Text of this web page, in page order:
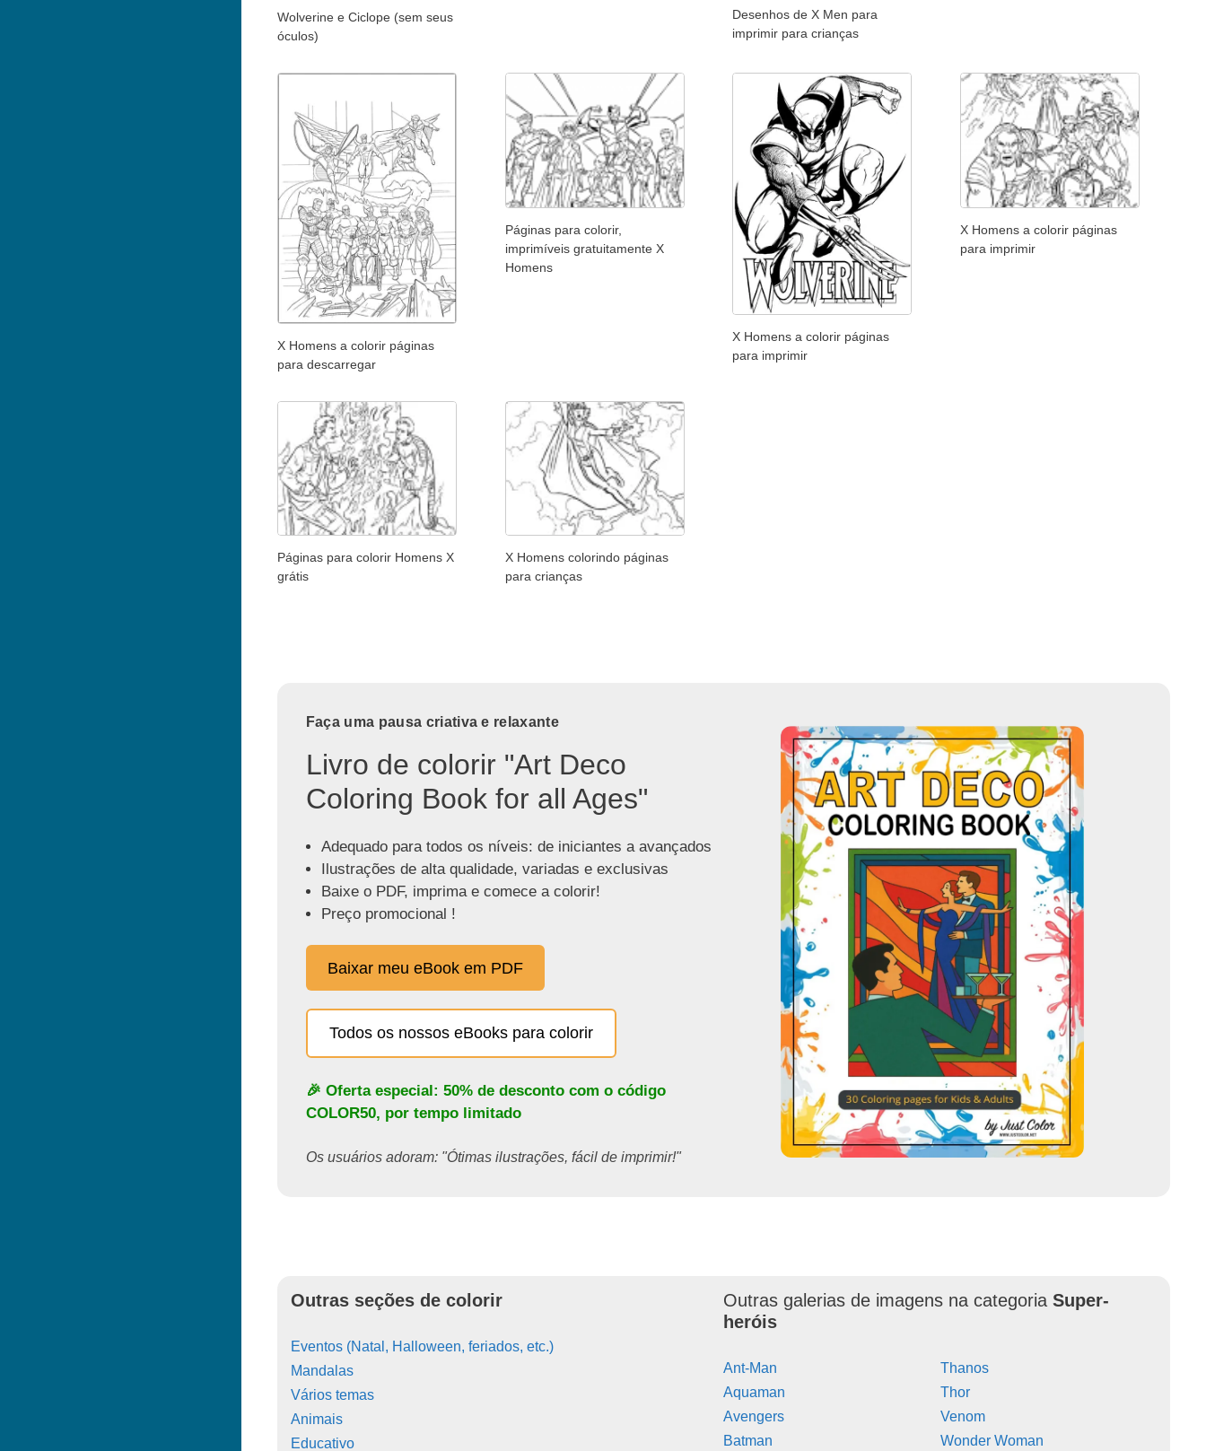
Wolverine e Ciclope (sem seus
óculos)
Desenhos de X Men para
imprimir para crianças
X Homens a colorir páginas
para descarregar
Páginas para colorir,
imprimíveis gratuitamente X
Homens
X Homens a colorir páginas
para imprimir
X Homens a colorir páginas
para imprimir
Páginas para colorir Homens X
grátis
X Homens colorindo páginas
para crianças
Faça uma pausa criativa e relaxante
Livro de colorir "Art Deco
Coloring Book for all Ages"
Adequado para todos os níveis: de iniciantes a avançados
Ilustrações de alta qualidade, variadas e exclusivas
Baixe o PDF, imprima e comece a colorir!
Preço promocional !
Baixar meu eBook em PDF
Todos os nossos eBooks para colorir
🎉 Oferta especial: 50% de desconto com o código
COLOR50, por tempo limitado
Os usuários adoram: "Ótimas ilustrações, fácil de imprimir!"
Outras seções de colorir
Eventos (Natal, Halloween, feriados, etc.)
Mandalas
Vários temas
Animais
Educativo
Outras galerias de imagens na categoriaSuper-
heróis
Ant-Man
Aquaman
Avengers
Batman
Thanos
Thor
Venom
Wonder Woman